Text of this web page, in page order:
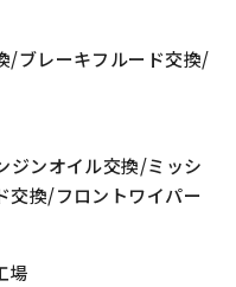
/ブレーキフルード交換/
ジンオイル交換/ミッシ
交換/フロントワイパー
場